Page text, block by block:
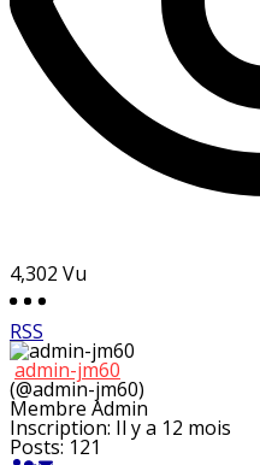
4,302 Vu
RSS
admin-jm60
(@admin-jm60)
Membre Admin
Inscription: Il y a 12 mois
Posts: 121